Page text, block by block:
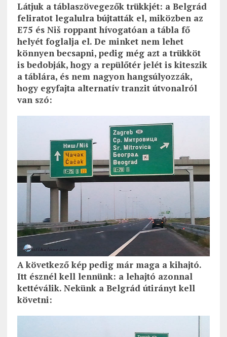
Látjuk a táblaszövegezők trükkjét: a Belgrád
feliratot legalulra bújtatták el, miközben az
E75 és Niš roppant hívogatóan a tábla fő
helyét foglalja el. De minket nem lehet
könnyen becsapni, pedig még azt a trükköt
is bedobják, hogy a repülőtér jelét is kiteszik
a táblára, és nem nagyon hangsúlyozzák,
hogy egyfajta alternatív tranzit útvonalról
van szó:
A következő kép pedig már maga a kihajtó.
Itt észnél kell lennünk: a lehajtó azonnal
kettéválik. Nekünk a Belgrád útirányt kell
követni: